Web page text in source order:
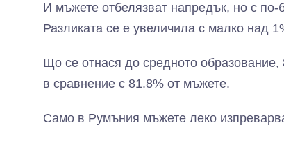
И мъжете отбелязват напредък, но с
Разликата се е увеличила с малко над
Що се отнася до средното образование,
в сравнение с 81.8% от мъжете.
Само в Румъния мъжете леко